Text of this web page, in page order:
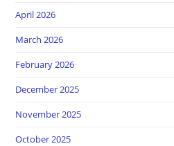
April 2026
March 2026
February 2026
December 2025
November 2025
October 2025